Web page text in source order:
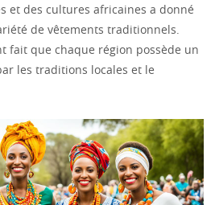
et des cultures africaines a donné
de vêtements traditionnels.
fait que chaque région possède un
les traditions locales et le